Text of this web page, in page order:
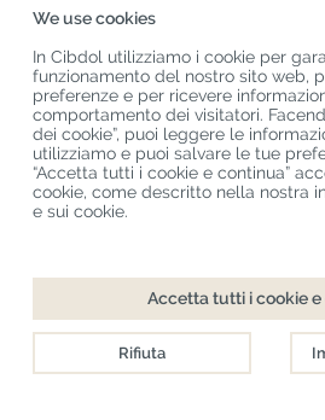
Per restare aggiornato sulle
Resta
ISCRIVITI
We use cookies
In Cibdol utilizziamo i cookie per
funzionamento del nostro sito web,
preferenze e per ricevere
comportamento dei visitatori.
dei cookie”, puoi leggere le
utilizziamo e puoi salvare le tue
“Accetta tutti i cookie e continua”
cookie, come descritto nella nostra
e sui cookie.
Accetta tutti i cookie
Rifiuta